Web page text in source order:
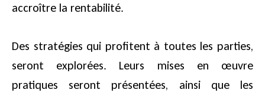
accroître la rentabilité.
Des stratégies qui profitent à toutes les parties,
seront explorées. Leurs mises en œuvre
pratiques seront présentées, ainsi que les